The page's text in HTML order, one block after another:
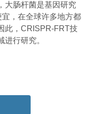
大肠杆菌是基因研究
宜，在全球许多地方都
此，CRISPR-FRT技
行研究。